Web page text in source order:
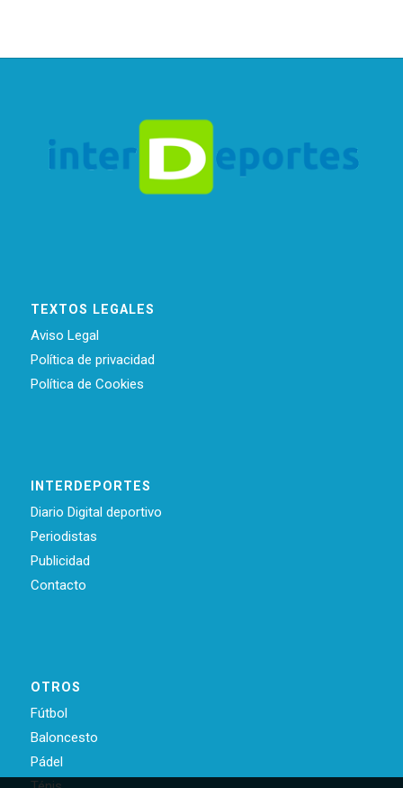
TEXTOS LEGALES
Aviso Legal
Política de privacidad
Política de Cookies
INTERDEPORTES
Diario Digital deportivo
Periodistas
Publicidad
Contacto
OTROS
Fútbol
Baloncesto
Pádel